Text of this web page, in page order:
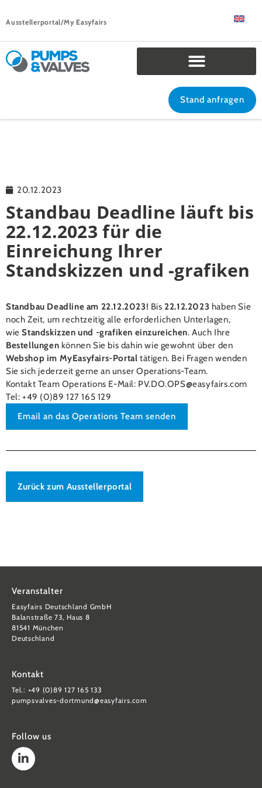
Ausstellerportal/My Easyfairs
Stand anfragen
20.12.2023
Standbau Deadline läuft bis
22.12.2023 für die
Einreichung Ihrer
Standskizzen und -grafiken
Standbau Deadline am 22.12.2023! Bis22.12.2023 haben Sie
noch Zeit, um rechtzeitig alle erforderlichen Unterlagen,
wieStandskizzen und -grafiken einzureichen. Auch Ihre
Bestellungen können Sie bis dahin wie gewohnt über den
Webshop im MyEasyfairs-Portal tätigen. Bei Fragen wenden
Sie sich jederzeit gerne an unser Operations-Team.
Kontakt Team Operations E-Mail: PV.DO.OPS@easyfairs.com
Tel: +49 (0)89 127 165 129
Email an das Operations Team senden
Zurück zum Ausstellerportal
Veranstalter
Easyfairs Deutschland GmbH
Balanstraße 73, Haus 8
81541 München
Deutschland
Kontakt
Tel.: +49 (0)89 127 165 133
pumpsvalves-dortmund@easyfairs.com
Follow us